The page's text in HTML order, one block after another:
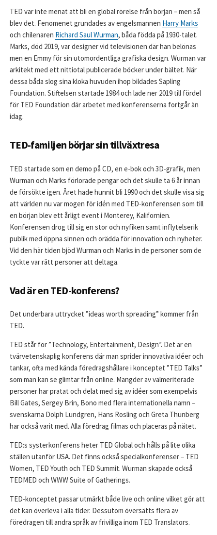
TED var inte menat att bli en global rörelse från början – men så
blev det. Fenomenet grundades av engelsmannen Harry Marks
och chilenaren Richard Saul Wurman, båda födda på 1930-talet.
Marks, död 2019, var designer vid televisionen där han belönas
men en Emmy för sin utomordentliga grafiska design. Wurman var
arkitekt med ett nittiotal publicerade böcker under bältet. När
dessa båda slog sina kloka huvuden ihop bildades Sapling
Foundation. Stiftelsen startade 1984 och lade ner 2019 till fördel
för TED Foundation där arbetet med konferenserna fortgår än
idag.
TED-familjen börjar sin tillväxtresa
TED startade som en demo på CD, en e-bok och 3D-grafik, men
Wurman och Marks förlorade pengar och det skulle ta 6 år innan
de försökte igen. Året hade hunnit bli 1990 och det skulle visa sig
att världen nu var mogen för idén med TED-konferensen som till
en början blev ett årligt event i Monterey, Kalifornien.
Konferensen drog till sig en stor och nyfiken samt inflytelserik
publik med öppna sinnen och orädda för innovation och nyheter.
Vid den här tiden bjöd Wurman och Marks in de personer som de
tyckte var rätt personer att deltaga.
Vad är en TED-konferens?
Det underbara uttrycket ”ideas worth spreading” kommer från
TED.
TED står för ”Technology, Entertainment, Design”. Det är en
tvärvetenskaplig konferens där man sprider innovativa idéer och
tankar, ofta med kända föredragshållare i konceptet ”TED Talks”
som man kan se glimtar från online. Mängder av välmeriterade
personer har pratat och delat med sig av idéer som exempelvis
Bill Gates, Sergey Brin, Bono med flera internationella namn –
svenskarna Dolph Lundgren, Hans Rosling och Greta Thunberg
har också varit med. Alla föredrag filmas och placeras på nätet.
TED:s systerkonferens heter TED Global och hålls på lite olika
ställen utanför USA. Det finns också specialkonferenser – TED
Women, TED Youth och TED Summit. Wurman skapade också
TEDMED och WWW Suite of Gatherings.
TED-konceptet passar utmärkt både live och online vilket gör att
det kan överleva i alla tider. Dessutom översätts flera av
föredragen till andra språk av frivilliga inom TED Translators.